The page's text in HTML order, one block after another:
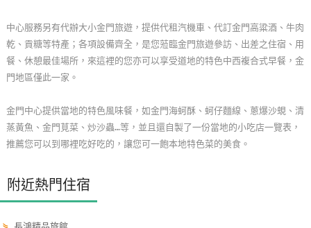
客
服
務
顧
客
滿
度
中心服務另有代辦大小金門旅遊，提供代租汽機車、代訂金門高粱酒、牛肉
乾、貢糖等特產；各項設備齊全，是您蒞臨金門旅遊參訪、出差之住宿、用
餐、休憩最佳場所，來這裡的您亦可以享受道地的特色中西複合式早餐，金
門地區僅此一家。
金門中心提供當地的特色風味餐，如金門海蚵酥、蚵仔麵線、蔥爆沙蜆、清
蒸黃魚、金門莧菜、炒沙蟲…等，並且還自製了一份當地的小吃店一覽表，
推薦您可以到哪裡吃好吃的，讓您可一飽本地特色菜的美食。
附近熱門住宿